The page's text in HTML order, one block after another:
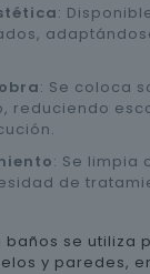
:
: Se coloca
reduciendo
: Se limpia
de
baños se utiliza
y paredes,